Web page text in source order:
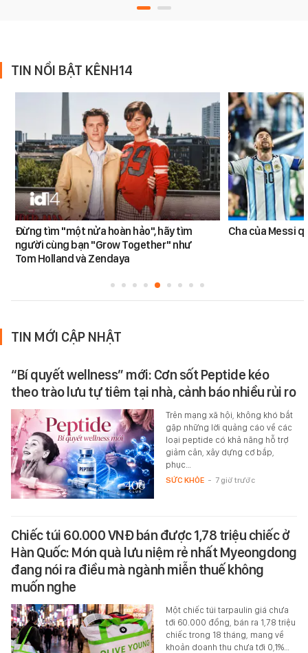
TIN NỔI BẬT KÊNH14
Đừng tìm "một nửa hoàn hảo", hãy tìm
người cùng bạn "Grow Together" như
Tom Holland và Zendaya
Cha của Messi
TIN MỚI CẬP NHẬT
“Bí quyết wellness” mới: Cơn sốt Peptide kéo
theo trào lưu tự tiêm tại nhà, cảnh báo nhiều rủi ro
Trên mạng xã hội, không khó bắt
gặp những lời quảng cáo về các
loại peptide có khả năng hỗ trợ
giảm cân, xây dựng cơ bắp,
phục…
SỨC KHỎE - 7 giờ trước
Chiếc túi 60.000 VNĐ bán được 1,78 triệu chiếc ở
Hàn Quốc: Món quà lưu niệm rẻ nhất Myeongdong
đang nói ra điều mà ngành miễn thuế không
muốn nghe
Một chiếc túi tarpaulin giá chưa
tới 60.000 đồng, bán ra 1,78 triệu
chiếc trong 18 tháng, mang về
khoản doanh thu chưa tới 0,1%…